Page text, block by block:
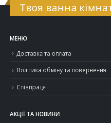
Твоя ванна
МЕНЮ
Доставка та оплата
Політика обміну та повернення
Співпраця
АКЦІЇ ТА НОВИНИ